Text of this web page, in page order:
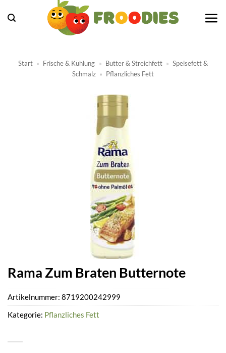
Inhalt
Start » Frische & Kühlung » Butter & Streichfett » Speisefett &
Schmalz » Pflanzliches Fett
Rama Zum Braten Butternote
Artikelnummer: 8719200242999
Kategorie: Pflanzliches Fett